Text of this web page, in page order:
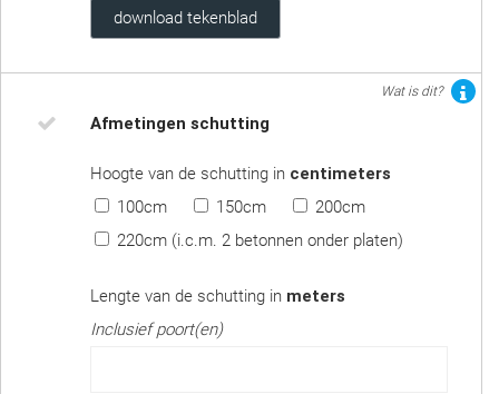
download tekenblad
Wat is dit?
Afmetingen schutting
Hoogte van de schutting in centimeters
100cm
150cm
200cm
220cm (i.c.m. 2 betonnen onder platen)
Lengte van de schutting in meters
Inclusief poort(en)